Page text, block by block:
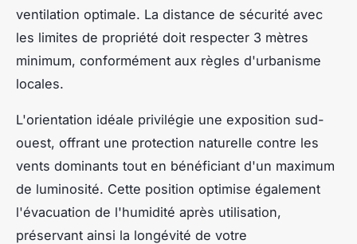
ventilation optimale. La distance de sécurité avec
les limites de propriété doit respecter 3 mètres
minimum, conformément aux règles d'urbanisme
locales.
L'orientation idéale privilégie une exposition sud-
ouest, offrant une protection naturelle contre les
vents dominants tout en bénéficiant d'un maximum
de luminosité. Cette position optimise également
l'évacuation de l'humidité après utilisation,
préservant ainsi la longévité de votre